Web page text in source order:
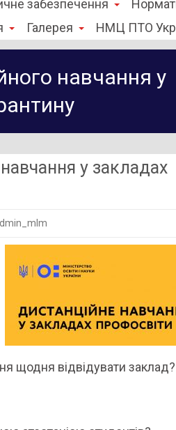
забезпечення
Галерея НМЦ ПТО
навчання у
у закладах
щодня відвідувати заклад?